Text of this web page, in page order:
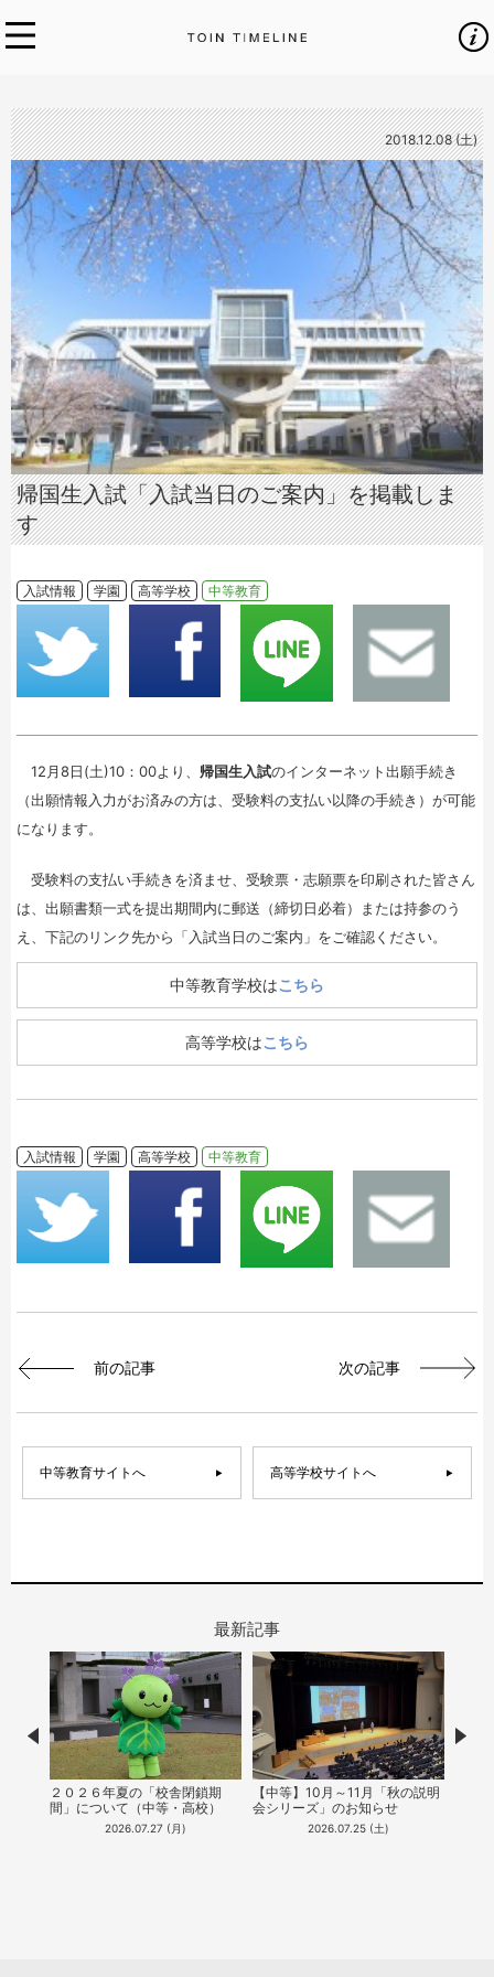
2018.12.08 (土)
帰国生入試「入試当日のご案内」を掲載しま
す
入試情報 学園 高等学校 中等教育
12月8日(土)10：00より、 帰国生入試のインターネット出願手続き
（出願情報入力がお済みの方は、受験料の支払い以降の手続き）が可能
になります。
受験料の支払い手続きを済ませ、受験票・志願票を印刷された皆さん
は、出願書類一式を提出期間内に郵送（締切日必着）または持参のう
え、下記のリンク先から「入試当日のご案内」をご確認ください。
中等教育学校はこちら
高等学校はこちら
入試情報 学園 高等学校 中等教育
前の記事 次の記事
中等教育サイトへ 高等学校サイトへ
最新記事
２０２６年夏の「校舎閉鎖期
間」について（中等・高校）
2026.07.27 (月)
【中等】10月～11月「秋の説明
会シリーズ」のお知らせ
2026.07.25 (土)
Prev